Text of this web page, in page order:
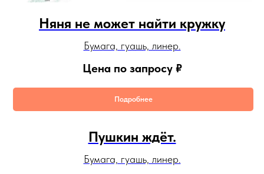
Няня не может найти кружку
Бумага, гуашь, линер.
Цена по запросу ₽
Подробнее
Пушкин ждёт.
Бумага, гуашь, линер.